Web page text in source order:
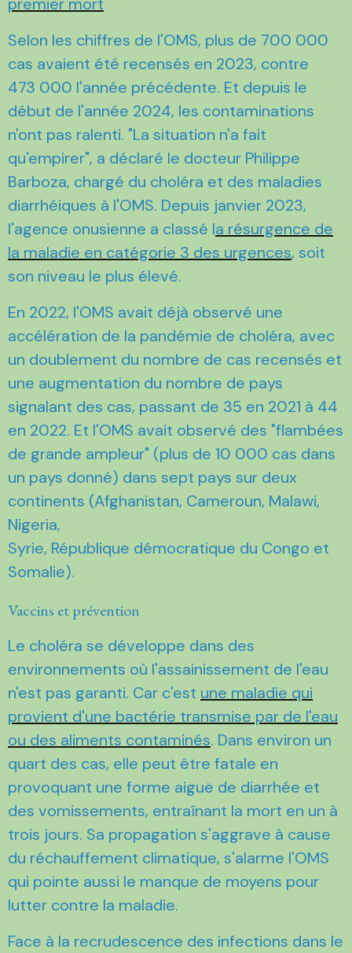
Selon les chiffres de l'OMS, plus de 700 000
cas avaient été recensés en 2023, contre
473 000 l'année précédente. Et depuis le
début de l'année 2024, les contaminations
n'ont pas ralenti. "La situation n'a fait
qu'empirer", a déclaré le docteur Philippe
Barboza, chargé du choléra et des maladies
diarrhéiques à l'OMS. Depuis janvier 2023,
l'agence onusienne a classé la résurgence de
la maladie en catégorie 3 des urgences, soit
son niveau le plus élevé.
En 2022, l'OMS avait déjà observé une
accélération de la pandémie de choléra, avec
un doublement du nombre de cas recensés et
une augmentation du nombre de pays
signalant des cas, passant de 35 en 2021 à 44
en 2022. Et l'OMS avait observé des "flambées
de grande ampleur" (plus de 10 000 cas dans
un pays donné) dans sept pays sur deux
continents (Afghanistan, Cameroun, Malawi,
Nigeria,
Syrie, République démocratique du Congo et
Somalie).
Vaccins et prévention
Le choléra se développe dans des
environnements où l'assainissement de l'eau
n'est pas garanti. Car c'est une maladie qui
provient d'une bactérie transmise par de l'eau
ou des aliments contaminés. Dans environ un
quart des cas, elle peut être fatale en
provoquant une forme aiguë de diarrhée et
des vomissements, entraînant la mort en un à
trois jours. Sa propagation s'aggrave à cause
du réchauffement climatique, s'alarme l'OMS
qui pointe aussi le manque de moyens pour
lutter contre la maladie.
Face à la recrudescence des infections dans le